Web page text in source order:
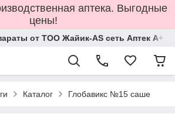
аптека. Выгодные
цены!
от ТОО Жайик-AS сеть Аптек А+
Каталог Глобавикс №15 саше